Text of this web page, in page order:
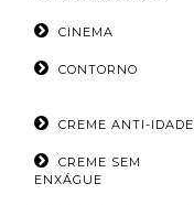
CINEMA
CONTORNO
CREME ANTI-IDADE
CREME SEM
ENXÁGUE